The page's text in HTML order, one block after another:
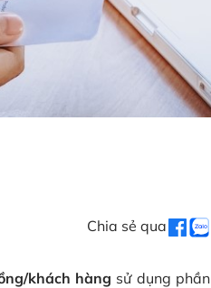
Chia sẻ qua
khách hàng sử dụng phần